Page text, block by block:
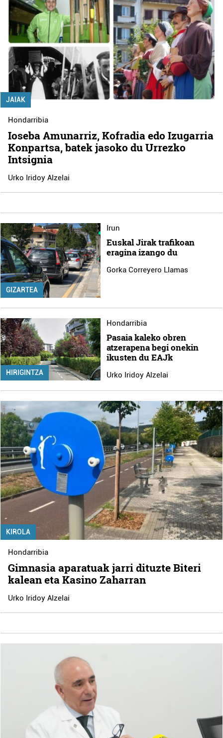
JAIAK
Hondarribia
Ioseba Amunarriz, Kofradia edo Izugarria
Konpartsa, batek jasoko du Urrezko
Intsignia
Urko Iridoy Alzelai
GIZARTEA
Irun
Euskal Jirak trafikoan
eragina izango du
Gorka Correyero Llamas
HIRIGINTZA
Hondarribia
Pasaia kaleko obren
atzerapena begi onekin
ikusten du EAJk
Urko Iridoy Alzelai
KIROLA
Hondarribia
Gimnasia aparatuak jarri dituzte Biteri
kalean eta Kasino Zaharran
Urko Iridoy Alzelai